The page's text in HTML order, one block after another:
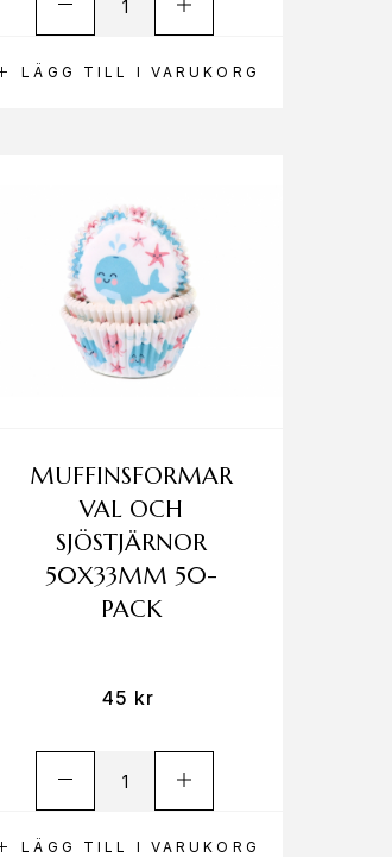
LÄGG TILL I VARUKORG
LÄGG TILL I VARUKORG
MUFFINSFORMAR
VAL OCH
SJÖSTJÄRNOR
50X33MM 50-
PACK
45 kr